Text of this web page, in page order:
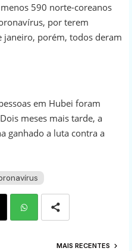
590 norte-coreanos
por terem
janeiro, porém, todos deram
em Hubei foram
meses mais tarde, a
ganhado a luta contra a
MAIS RECENTES